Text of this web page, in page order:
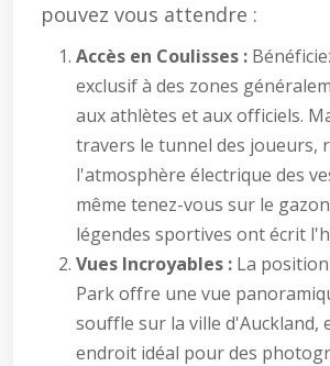
pouvez vous attendre :
Accès en Coulisses :
exclusif à des zones
aux athlètes et aux officiels.
travers le tunnel des joueurs,
l'atmosphère électrique des
même tenez-vous sur le
légendes sportives ont écrit
Vues Incroyables : La
Park offre une vue
souffle sur la ville d'Auckland,
endroit idéal pour des